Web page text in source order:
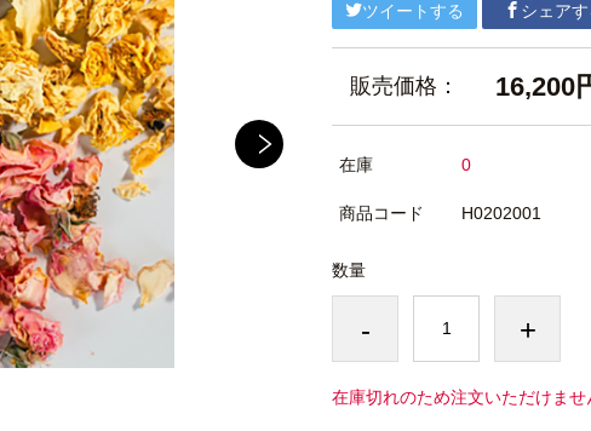
ツイートする シェアす
販売価格： 16,200
在庫 0
商品コード H0202001
数量
- +
在庫切れのため注文いただけませ